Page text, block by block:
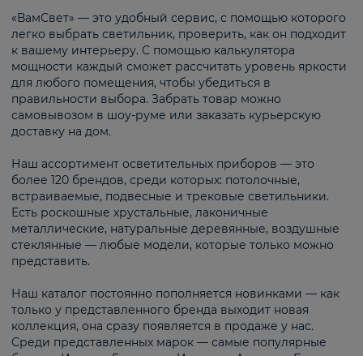
«ВамСвет» — это удобный сервис, с помощью которого
легко выбрать светильник, проверить, как он подходит
к вашему интерьеру. С помощью калькулятора
мощности каждый сможет рассчитать уровень яркости
для любого помещения, чтобы убедиться в
правильности выбора. Забрать товар можно
самовывозом в шоу-руме или заказать курьерскую
доставку на дом.
Наш ассортимент осветительных приборов — это
более 120 брендов, среди которых: потолочные,
встраиваемые, подвесные и трековые светильники.
Есть роскошные хрустальные, лаконичные
металлические, натуральные деревянные, воздушные
стеклянные — любые модели, которые только можно
представить.
Наш каталог постоянно пополняется новинками — как
только у представленного бренда выходит новая
коллекция, она сразу появляется в продаже у нас.
Среди представленных марок — самые популярные